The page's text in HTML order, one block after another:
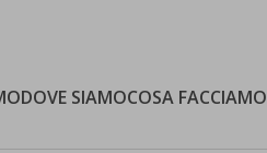
DOVE SIAMOCOSA FACCIAMO